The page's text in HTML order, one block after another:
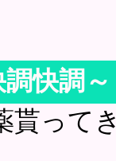
快調～
貰って